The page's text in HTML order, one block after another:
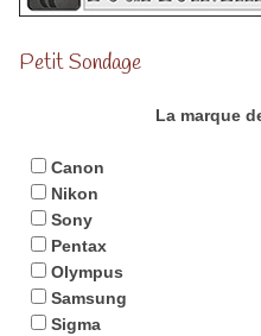
Petit Sondage
La marque
Canon
Nikon
Sony
Pentax
Olympus
Samsung
Sigma